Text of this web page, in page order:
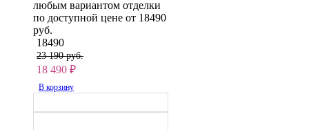
любым вариантом отделки
по доступной цене от 18490
руб.
18490
23 190 руб.
18 490 ₽
В корзину